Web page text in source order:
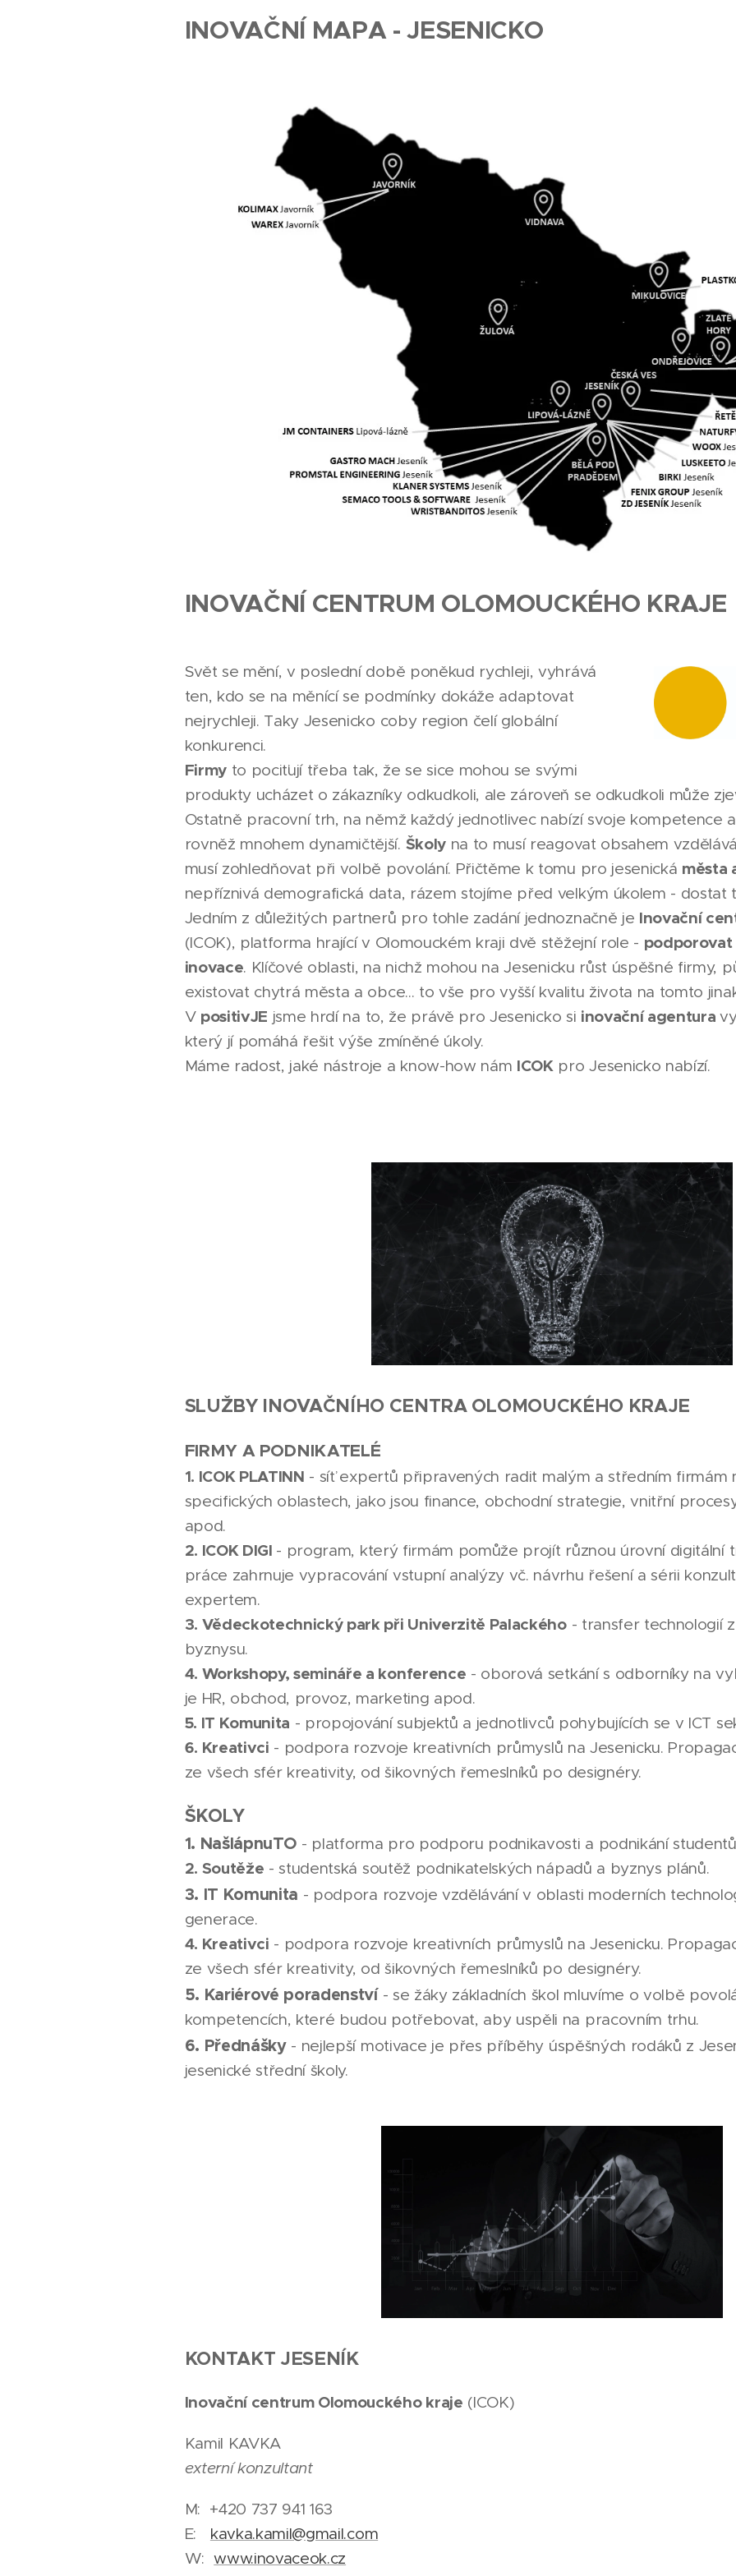
INOVAČNÍ MAPA - JESENICKO
INOVAČNÍ CENTRUM OLOMOUCKÉHO KRAJE
Svět se mění, v poslední době poněkud rychleji, vyhrává
ten, kdo se na měnící se podmínky dokáže adaptovat
nejrychleji. Taky Jesenicko coby region čelí globální
konkurenci.
Firmyto pociťují třeba tak, že se sice mohou se svými
produkty ucházet o zákazníky odkudkoli, ale zároveň se odkudkoli může
Ostatně pracovní trh, na němž každý jednotlivec nabízí svoje kompetence
rovněž mnohem dynamičtější. Školyna to musí reagovat obsahem
musí zohledňovat při volbě povolání. Přičtěme k tomu pro jesenická města
nepříznivá demografická data, rázem stojíme před velkým úkolem - dostat
Jedním z důležitých partnerů pro tohle zadání jednoznačně je Inovační
(ICOK), platforma hrající v Olomouckém kraji dvě stěžejní role -
inovace. Klíčové oblasti, na nichž mohou na Jesenicku růst úspěšné firmy,
existovat chytrá města a obce... to vše pro vyšší kvalitu života na tomto
V positivJE jsme hrdí na to, že právě pro Jesenicko si inovační agentura
který jí pomáhá řešit výše zmíněné úkoly.
Máme radost, jaké nástroje a know-how nám ICOKpro Jesenicko nabízí.
SLUŽBY INOVAČNÍHO CENTRA OLOMOUCKÉHO KRAJE
FIRMY A PODNIKATELÉ
1. ICOK PLATINN - síť expertů připravených radit malým a středním firmám
specifických oblastech, jako jsou finance, obchodní strategie, vnitřní
apod.
2. ICOK DIGI - program, který firmám pomůže projít různou úrovní digitální
práce zahrnuje vypracování vstupní analýzy vč. návrhu řešení a sérii
expertem.
3. Vědeckotechnický park při Univerzitě Palackého- transfer technologií
byznysu.
4. Workshopy, semináře a konference - oborová setkání s odborníky na
je HR, obchod, provoz, marketing apod.
5. IT Komunita - propojování subjektů a jednotlivců pohybujících se v ICT
6. Kreativci - podpora rozvoje kreativních průmyslů na Jesenicku.
ze všech sfér kreativity, od šikovných řemeslníků po designéry.
ŠKOLY
1. NašlápnuTO - platforma pro podporu podnikavosti a podnikání
2. Soutěže - studentská soutěž podnikatelských nápadů a byznys plánů.
3. IT Komunita - podpora rozvoje vzdělávání v oblasti moderních
generace.
4. Kreativci - podpora rozvoje kreativních průmyslů na Jesenicku.
ze všech sfér kreativity, od šikovných řemeslníků po designéry.
5. Kariérové poradenství - se žáky základních škol mluvíme o volbě
kompetencích, které budou potřebovat, aby uspěli na pracovním trhu.
6. Přednášky - nejlepší motivace je přes příběhy úspěšných rodáků z
jesenické střední školy.
KONTAKT JESENÍK
Inovační centrum Olomouckého kraje (ICOK)
Kamil KAVKA
externí konzultant
M: +420 737 941 163
E: kavka.kamil@gmail.com
W:www.inovaceok.cz